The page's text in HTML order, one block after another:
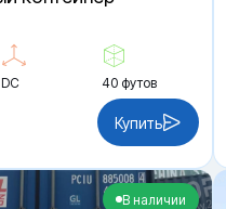
DC 40 футов
Купить
В наличии